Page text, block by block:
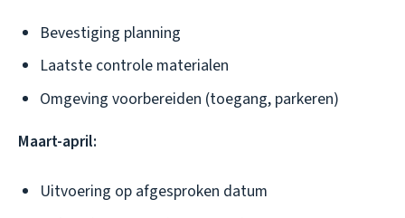
Bevestiging planning
Laatste controle materialen
Omgeving voorbereiden (toegang, parkeren)
Maart-april:
Uitvoering op afgesproken datum